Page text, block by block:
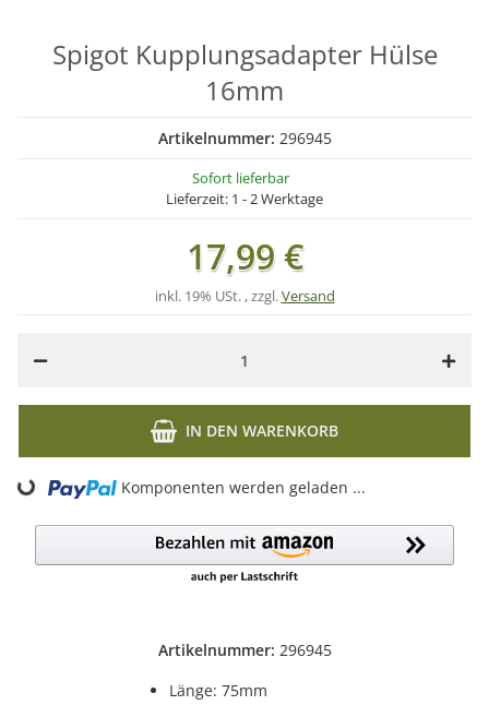
Artikelnummer: 296945
Länge: 75mm
Spigot Kupplungsadapter Hülse
16mm
Artikelnummer: 296945
Sofort lieferbar
Lieferzeit: 1 - 2 Werktage
17,99 €
inkl. 19% USt. , zzgl.Versand
IN DEN WARENKORB
Loading... Komponenten werden geladen ...